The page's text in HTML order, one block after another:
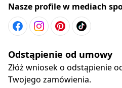
Nasze profile w mediach
Odstąpienie od umowy
Złóż wniosek o odstąpienie
Twojego zamówienia.